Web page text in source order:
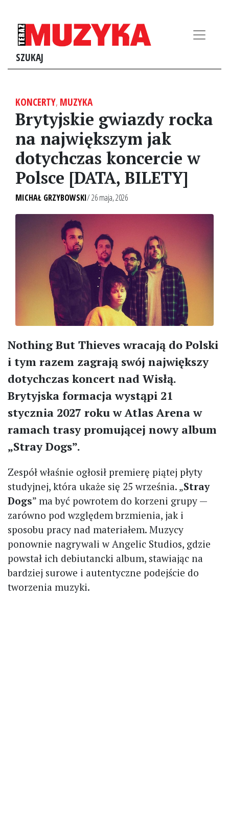
SZUKAJ
KONCERTY, MUZYKA
Brytyjskie gwiazdy rocka
na największym jak
dotychczas koncercie w
Polsce [DATA, BILETY]
MICHAŁ GRZYBOWSKI/ 26 maja, 2026
Nothing But Thieves wracają do Polski
i tym razem zagrają swój największy
dotychczas koncert nad Wisłą.
Brytyjska formacja wystąpi 21
stycznia 2027 roku w Atlas Arena w
ramach trasy promującej nowy album
„Stray Dogs”.
Zespół właśnie ogłosił premierę piątej płyty
studyjnej, która ukaże się 25 września. „Stray
Dogs” ma być powrotem do korzeni grupy —
zarówno pod względem brzmienia, jak i
sposobu pracy nad materiałem. Muzycy
ponownie nagrywali w Angelic Studios, gdzie
powstał ich debiutancki album, stawiając na
bardziej surowe i autentyczne podejście do
tworzenia muzyki.